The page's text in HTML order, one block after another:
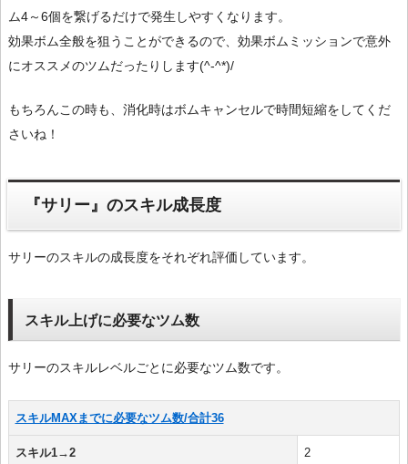
ム4～6個を繋げるだけで発生しやすくなります。
効果ボム全般を狙うことができるので、効果ボムミッションで意外
にオススメのツムだったりします(^-^*)/
もちろんこの時も、消化時はボムキャンセルで時間短縮をしてくだ
さいね！
『サリー』のスキル成長度
サリーのスキルの成長度をそれぞれ評価しています。
スキル上げに必要なツム数
サリーのスキルレベルごとに必要なツム数です。
スキルMAXまでに必要なツム数/合計36
スキル1→2 2